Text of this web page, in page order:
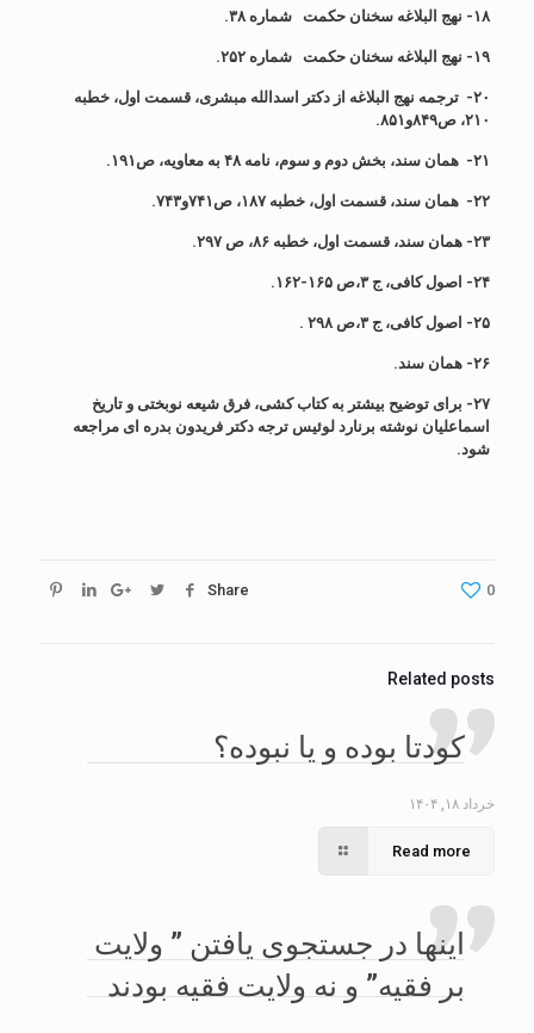
۱۸- نهج البلاغه سخنان حکمت شماره ۳۸.
۱۹- نهج البلاغه سخنان حکمت شماره ۲۵۲.
۲۰- ترجمه نهج البلاغه از دکتر اسدالله مبشری، قسمت اول، خطبه
۲۱۰، ص۸۴۹و۸۵۱.
۲۱- همان سند، بخش دوم و سوم، نامه ۴۸ به معاویه، ص۱۹۱.
۲۲- همان سند، قسمت اول، خطبه ۱۸۷، ص۷۴۱و۷۴۳.
۲۳- همان سند، قسمت اول، خطبه ۸۶، ص ۲۹۷.
۲۴- اصول کافی، ج ۳،ص ۱۶۵-۱۶۲.
۲۵- اصول کافی، ج ۳،ص ۲۹۸ .
۲۶- همان سند.
۲۷- برای توضیح بیشتر به کتاب کشی، فرق شیعه نوبختی و تاریخ
اسماعلیان نوشته برنارد لوئیس ترجه دکتر فریدون بدره ای مراجعه
شود.
Share 0
Related posts
کودتا بوده و یا نبوده؟
خرداد ۱۸, ۱۴۰۴
Read more
اینها در جستجوی یافتن ” ولایت
بر فقیه” و نه ولایت فقیه بودند